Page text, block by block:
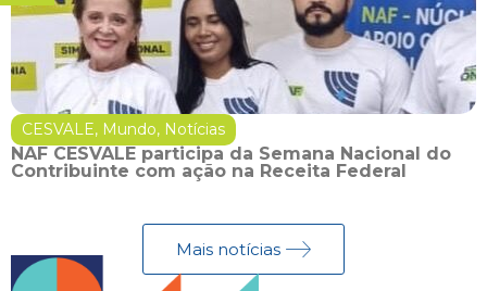
CESVALE, Mundo, Notícias
NAF CESVALE participa da Semana Nacional do
Contribuinte com ação na Receita Federal
Mais notícias